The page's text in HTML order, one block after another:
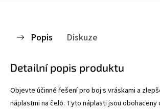
Popis Diskuze
Detailní popis produktu
Objevte účinné řešení pro boj s vráskami a
náplastmi na čelo. Tyto náplasti jsou obohaceny